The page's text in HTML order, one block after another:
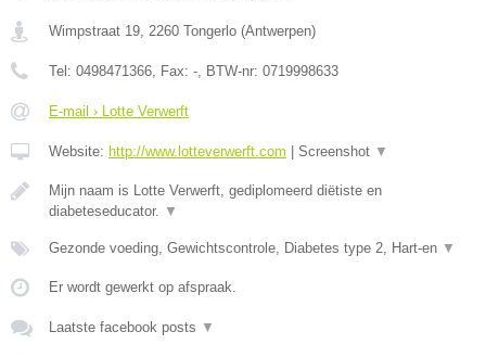
Wimpstraat 19 2260 Tongerlo (Antwerpen)
Tel: 0498471366 , Fax: - , BTW-nr: 0719998633
E-mail › Lotte Verwerft
Website: http://www.lotteverwerft.com | Screenshot ▼
Mijn naam is Lotte Verwerft, gediplomeerd diëtiste en
diabeteseducator.
▼
Gezonde voeding, Gewichtscontrole, Diabetes type 2, Hart-en ▼
Er wordt gewerkt op afspraak.
Laatste facebook posts ▼